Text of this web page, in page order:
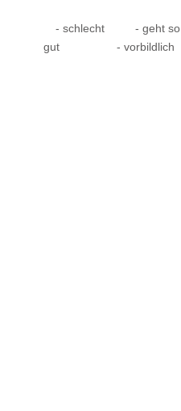
- schlecht - geht so
gut
- vorbildlich